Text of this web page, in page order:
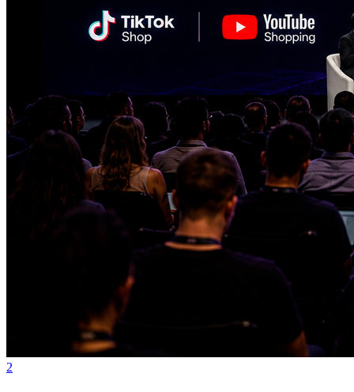
Atlético-MG